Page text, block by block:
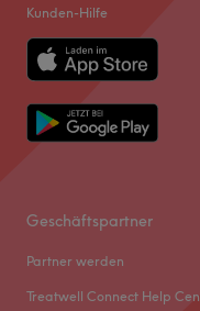
Kunden-Hilfe
Geschäftspartner
Partner werden
Treatwell Connect Help